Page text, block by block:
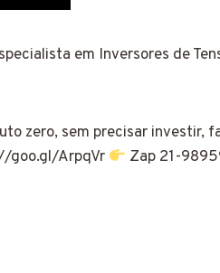
em Inversores de
zero, sem precisar investir,
goo.gl/ArpqVr Zap 21-